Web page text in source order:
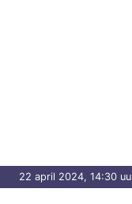
22 april 2024, 14:30